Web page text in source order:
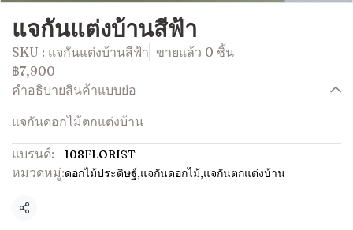
แจกันแต่งบ้านสีฟ้า
SKU : แจกันแต่งบ้านสีฟ้า ขายแล้ว 0 ชิ้น
฿7,900
คำอธิบายสินค้าแบบย่อ
แจกันดอกไม้ตกแต่งบ้าน
แบรนด์: 108FLORIST
หมวดหมู่:ดอกไม้ประดิษฐ์,แจกันดอกไม้,แจกันตกแต่งบ้าน
แชร์